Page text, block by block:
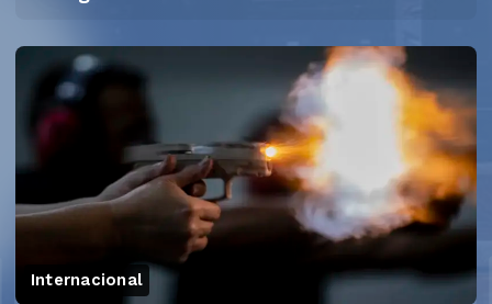
Internacional